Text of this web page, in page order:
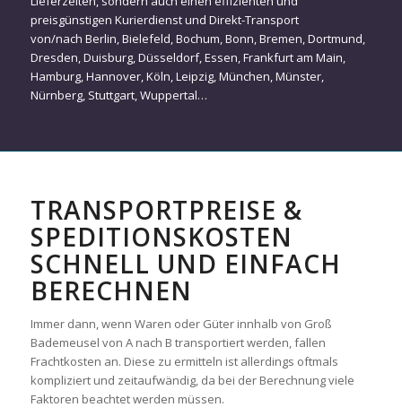
preisgünstigen Kurierdienst und Direkt-Transport
von/nach Berlin,Bielefeld,Bochum,Bonn,Bremen,Dortmund,
Dresden,Duisburg,Düsseldorf,Essen,Frankfurt am Main,
Hamburg,Hannover,Köln,Leipzig,München,Münster,
Nürnberg, Stuttgart,Wuppertal…
TRANSPORTPREISE &
SPEDITIONSKOSTEN
SCHNELL UND EINFACH
BERECHNEN
Immer dann, wenn Waren oder Güter innhalb von Groß
Bademeusel von A nach B transportiert werden, fallen
Frachtkosten an. Diese zu ermitteln ist allerdings oftmals
kompliziert und zeitaufwändig, da bei der Berechnung viele
Faktoren beachtet werden müssen.